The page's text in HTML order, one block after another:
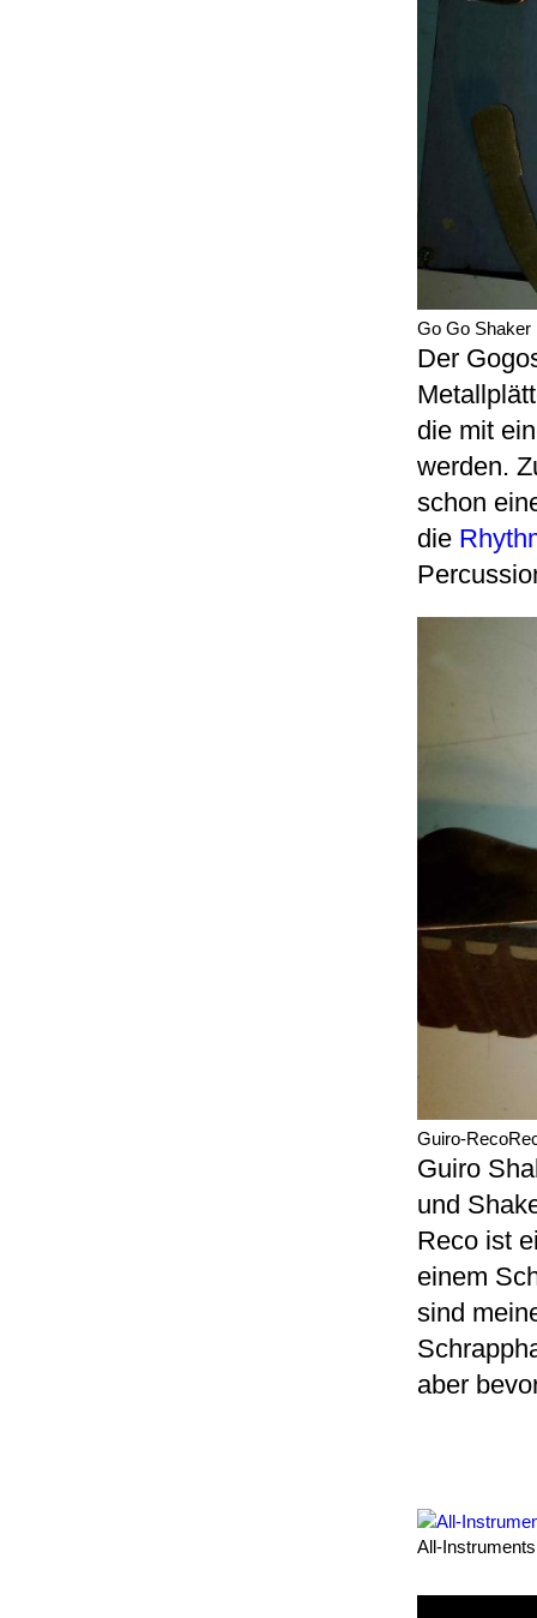
Go Go Shaker
Der
die mit
werden.
schon
die
Guiro-
Guiro
und
Reco ist
einem
sind
aber
All-Instruments